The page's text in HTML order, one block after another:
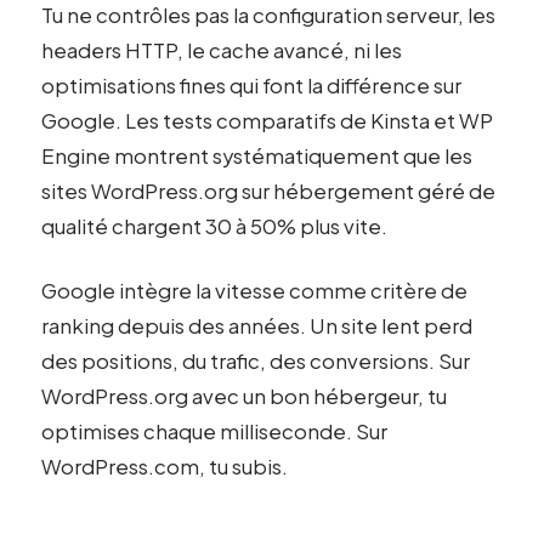
Tu ne contrôles pas la configuration serveur, les
headers HTTP, le cache avancé, ni les
optimisations fines qui font la différence sur
Google. Les tests comparatifs de Kinsta et WP
Engine montrent systématiquement que les
sites WordPress.org sur hébergement géré de
qualité chargent 30 à 50% plus vite.
Google intègre la vitesse comme critère de
ranking depuis des années. Un site lent perd
des positions, du trafic, des conversions. Sur
WordPress.org avec un bon hébergeur, tu
optimises chaque milliseconde. Sur
WordPress.com, tu subis.